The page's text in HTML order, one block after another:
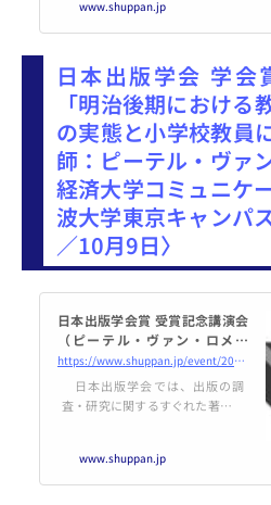
時：2024年10月9日（水） 18時
30分開始（2時間程度） 会 場：
東京都
www.shuppan.jp
日本出版学会 学会
「明治後期における
の実態と小学校教員
師：ピーテル・ヴァ
経済大学コミュニケ
波大学東京キャンパ
／10月9日〉
日本出版学会賞 受賞記念講演会
（ピーテル・ヴァン・ロメル
氏）のご案内（2024年10月9日
開催） | 日本出版学会
https://www.shuppan.jp/event/2024/09/11/3089/
日本出版学会では、出版の調
査・研究に関するすぐれた著作に
記念講演会を開催いたします。
「明治後期における教育ジャーナ
www.shuppan.jp